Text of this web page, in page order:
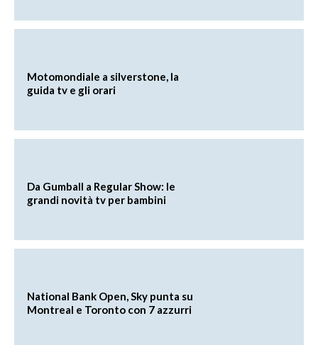
Motomondiale a silverstone, la
guida tv e gli orari
Da Gumball a Regular Show: le
grandi novità tv per bambini
National Bank Open, Sky punta su
Montreal e Toronto con 7 azzurri